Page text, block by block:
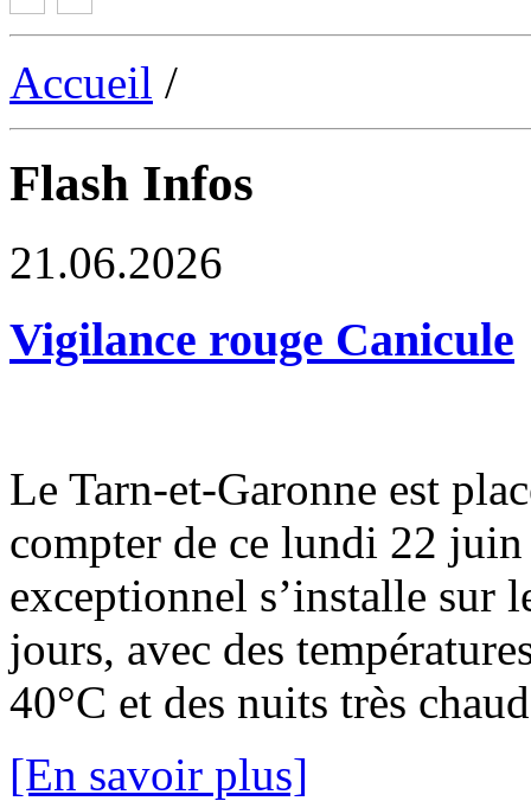
Accueil /
Flash Infos
21.06.2026
Vigilance rouge Canicule
Le Tarn-et-Garonne est
compter de ce lundi 22
exceptionnel s’installe sur
jours, avec des
40°C et des nuits très
[En savoir plus]